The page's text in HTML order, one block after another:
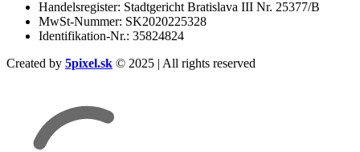
Handelsregister: Stadtgericht Bratislava III Nr. 25377/B
MwSt-Nummer: SK2020225328
Identifikation-Nr.: 35824824
Created by 5pixel.sk © 2025 | All rights reserved